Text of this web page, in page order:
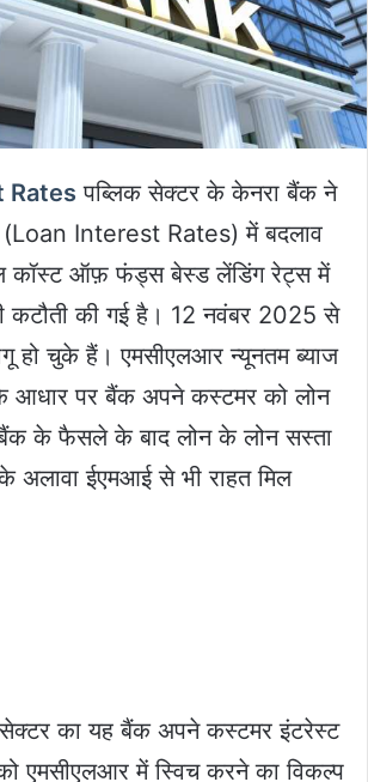
Rates पब्लिक सेक्टर के केनरा बैंक ने
(Loan Interest Rates) में बदलाव
कॉस्ट ऑफ़ फंड्स बेस्ड लेंडिंग रेट्स में
कटौती की गई है। 12 नवंबर 2025 से
हो चुके हैं। एमसीएलआर न्यूनतम ब्याज
आधार पर बैंक अपने कस्टमर को लोन
के फैसले के बाद लोन के लोन सस्ता
अलावा ईएमआई से भी राहत मिल
सेक्टर का यह बैंक अपने कस्टमर इंटरेस्ट
एमसीएलआर में स्विच करने का विकल्प